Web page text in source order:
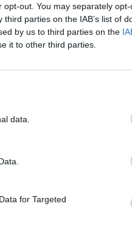
out. You may separately
parties on the IAB’s list of
by us to third parties on the
it to other third parties.
data.
for Targeted